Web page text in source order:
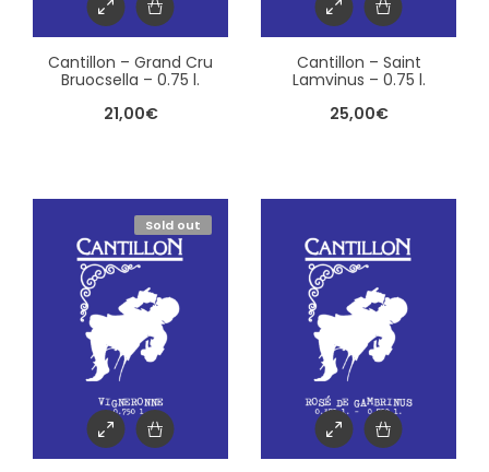
Cantillon – Grand Cru
Bruocsella – 0.75 l.
21,00€
Cantillon – Saint
Lamvinus – 0.75 l.
25,00€
Sold out